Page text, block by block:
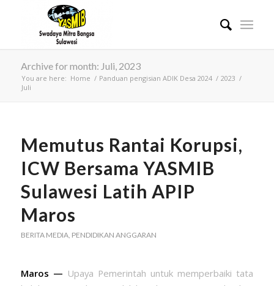
Archive for month: Juli, 2023
You are here: Home / Panduan pengisian ADIK Desa 2024 / 2023 /
Juli
Memutus Rantai Korupsi,
ICW Bersama YASMIB
Sulawesi Latih APIP
Maros
BERITA MEDIA, PENDIDIKAN ANGGARAN
Maros — Upaya Pemerintah untuk memperbaiki tata